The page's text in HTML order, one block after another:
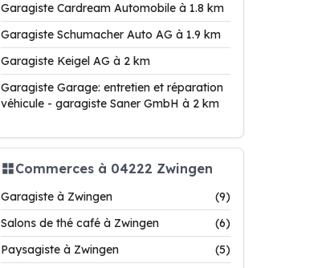
Garagiste Cardream Automobile à 1.8 km
Garagiste Schumacher Auto AG à 1.9 km
Garagiste Keigel AG à 2 km
Garagiste Garage: entretien et réparation
véhicule - garagiste Saner GmbH à 2 km
Commerces à 04222 Zwingen
Garagiste à Zwingen
(9)
Salons de thé café à Zwingen
(6)
Paysagiste à Zwingen
(5)